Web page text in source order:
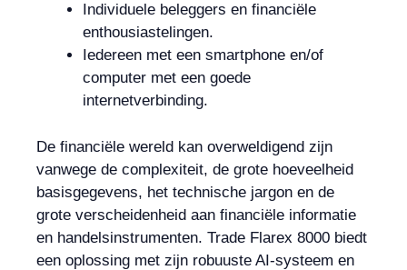
Individuele beleggers en financiële
enthousiastelingen.
Iedereen met een smartphone en/of
computer met een goede
internetverbinding.
De financiële wereld kan overweldigend zijn
vanwege de complexiteit, de grote hoeveelheid
basisgegevens, het technische jargon en de
grote verscheidenheid aan financiële informatie
en handelsinstrumenten. Trade Flarex 8000 biedt
een oplossing met zijn robuuste AI-systeem en